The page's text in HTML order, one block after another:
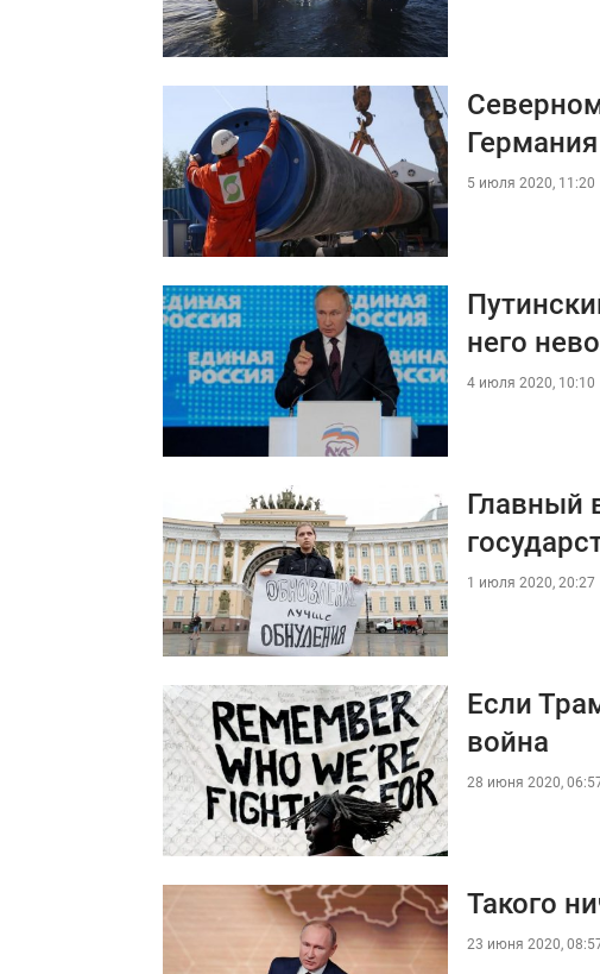
Германия
5 июля 2020, 11:20
него
4 июля 2020, 10:10
Главный
1 июля 2020, 20:27
Если
война
28 июня 2020,
Такого
23 июня 2020,